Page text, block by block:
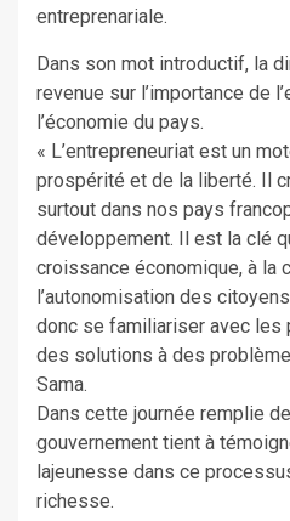
entreprenariale.
Dans son mot introductif, la
revenue sur l’importance de
l’économie du pays.
« L’entrepreneuriat est un
prospérité et de la liberté. Il
surtout dans nos pays
développement. Il est la clé
croissance économique, à la
l’autonomisation des
donc se familiariser avec les
des solutions à des
Sama.
Dans cette journée remplie
gouvernement tient à
lajeunesse dans ce
richesse.